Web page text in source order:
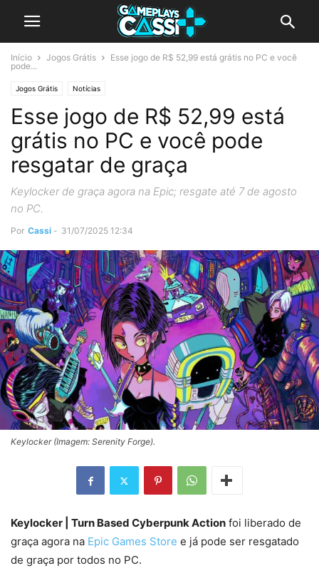
Início Jogos Grátis
Esse jogo de R$ 52,99 está grátis no PC e você
pode...
Jogos Grátis Notícias
Esse jogo de R$ 52,99 está
grátis no PC e você pode
resgatar de graça
Keylocker de graça agora na Epic; resgate até 7 de agosto
no PC.
Por Cassi - 31/07/2025 12:34
Keylocker (Imagem: Serenity Forge).
Keylocker | Turn Based Cyberpunk Action foi liberado de
graça agora na Epic Games Store e já pode ser resgatado
de graça por todos no PC.